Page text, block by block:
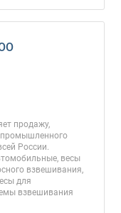
продажу,
промышленного
России.
весы
взвешивания,
для
взвешивания